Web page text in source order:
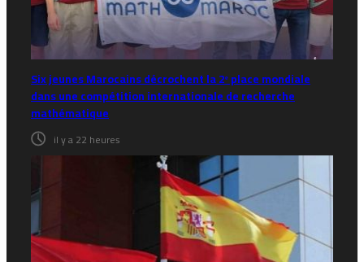
Six jeunes Marocains décrochent la 2ᵉ place mondiale
dans une compétition internationale de recherche
mathématique
il y a 22 heures